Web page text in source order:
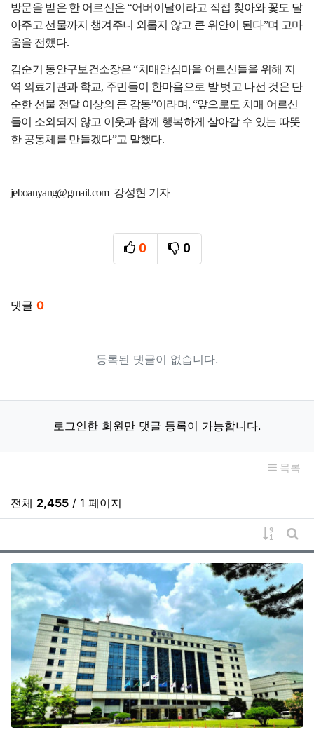
방문을 받은 한 어르신은 “어버이날이라고 직접 찾아와 꽃도 달
아주고 선물까지 챙겨주니 외롭지 않고 큰 위안이 된다”며 고마
움을 전했다.
김순기 동안구보건소장은“치매안심마을 어르신들을 위해 지
역 의료기관과 학교, 주민들이 한마음으로 발 벗고 나선 것은 단
순한 선물 전달 이상의 큰 감동”이라며, “앞으로도 치매 어르신
들이 소외되지 않고 이웃과 함께 행복하게 살아갈 수 있는 따뜻
한 공동체를 만들겠다”고 말했다.
jeboanyang@gmail.com 강성현 기자
0
추천
0
비추천
댓글 0
등록된 댓글이 없습니다.
로그인한 회원만 댓글 등록이 가능합니다.
목록
전체 2,455 / 1 페이지
게시물
게